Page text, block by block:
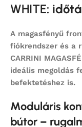
WHITE:
A magasfényű
fiókrendszer és a
CARRINI
ideális megoldás
befektetéshez is.
Moduláris
bútor –